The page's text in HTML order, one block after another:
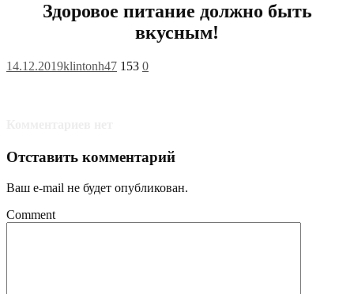
Здоровое питание должно быть
вкусным!
14.12.2019klintonh47 153 0
Отставить комментарий
Ваш e-mail не будет опубликован.
Comment